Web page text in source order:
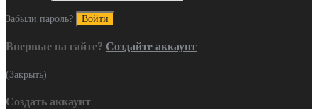
Забыли пароль?
Впервые на сайте? Создайте аккаунт
(Закрыть)
Создать аккаунт